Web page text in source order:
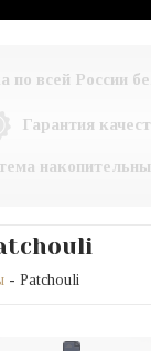
по всей России
Гарантия
- Patchouli